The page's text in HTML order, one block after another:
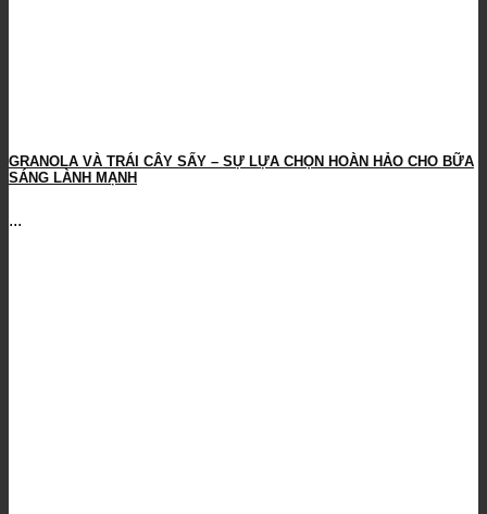
GRANOLA VÀ TRÁI CÂY SẤY – SỰ LỰA CHỌN HOÀN HẢO CHO BỮA
SÁNG LÀNH MẠNH
...